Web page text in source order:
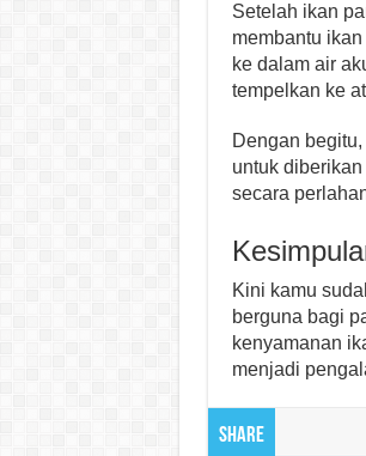
Setelah ikan
membantu
ke dalam air
tempelkan ke
Dengan
untuk
secara
Kini kamu
berguna bagi
kenyamanan
menjadi
Share